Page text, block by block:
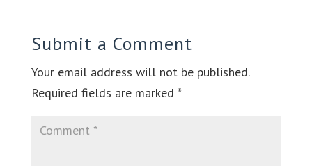
Submit a Comment
Your email address will not be published.
Required fields are marked *